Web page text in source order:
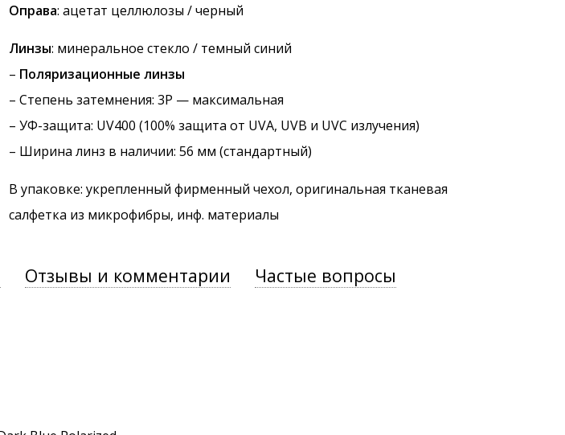
Оправа: ацетат целлюлозы / черный
Линзы: минеральное стекло / темный синий
– Поляризационные линзы
– Степень затемнения: 3P — максимальная
– УФ-защита: UV400 (100% защита от UVA, UVB и UVC излучения)
– Ширина линз в наличии: 56 мм (стандартный)
В упаковке: укрепленный фирменный чехол, оригинальная тканевая
салфетка из микрофибры, инф. материалы
Отзывы и комментарии Частые вопросы